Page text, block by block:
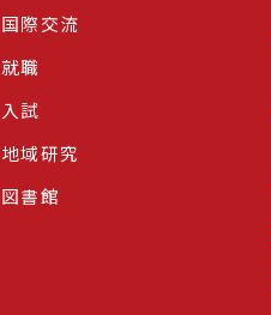
国際交流
就職
入試
地域研究
図書館